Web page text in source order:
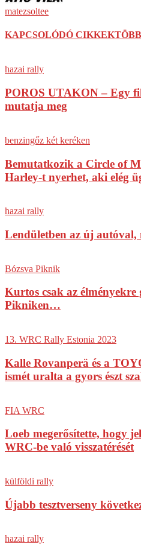
matezsoltee
KAPCSOLÓDÓ CIKKEK
hazai rally
POROS UTAKON – Egy
mutatja meg
benzingőz két keréken
Bemutatkozik a Circle of
Harley-t nyerhet, aki elég
hazai rally
Lendületben az új autóval,
Bózsva Piknik
Kurtos csak az élményekre
Pikniken…
13. WRC Rally Estonia 2023
Kalle Rovanperä és a
ismét uralta a gyors észt
FIA WRC
Loeb megerősítette, hogy
WRC-be való visszatérését
külföldi rally
Újabb tesztverseny
hazai rally